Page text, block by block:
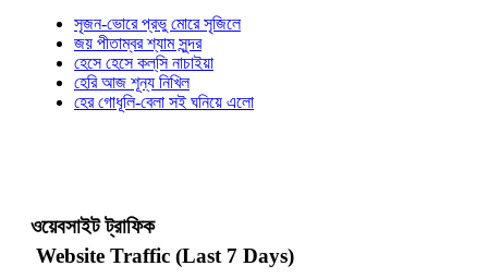
সৃজন-ভোরে প্রভু মোরে সৃজিলে
জয় পীতাম্বর শ্যাম সুন্দর
হেসে হেসে কল্‌সি নাচাইয়া
হেরি আজ শূন্য নিখিল
হের গোধূলি-বেলা সই ঘনিয়ে এলো
ওয়েবসাইট ট্রাফিক
Website Traffic (Last 7 Days)